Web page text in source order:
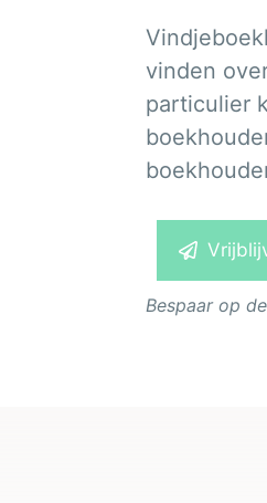
vinden
particulier
Bespaar op